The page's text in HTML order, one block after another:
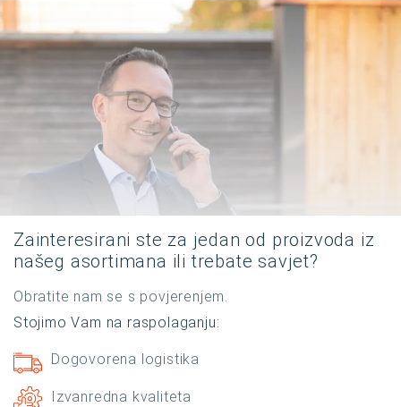
Zainteresirani ste za jedan od proizvoda iz
našeg asortimana ili trebate savjet?
Obratite nam se s povjerenjem.
Stojimo Vam na raspolaganju:
Dogovorena logistika
Izvanredna kvaliteta